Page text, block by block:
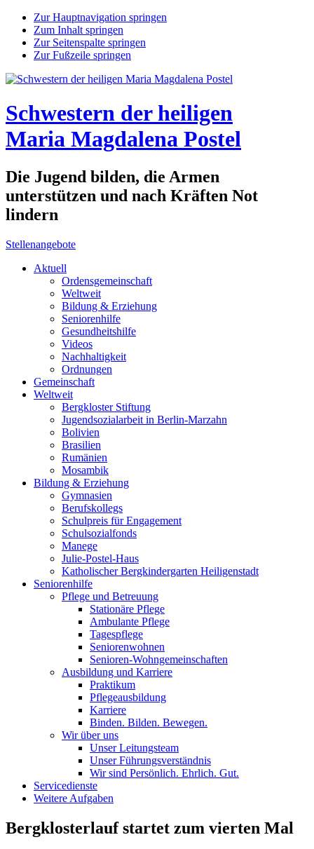
Zur Hauptnavigation springen
Zum Inhalt springen
Zur Seitenspalte springen
Zur Fußzeile springen
Schwestern der heiligen
Maria Magdalena Postel
Die Jugend bilden, die Armen
unterstützen und nach Kräften Not
lindern
Stellenangebote
Aktuell
Ordensgemeinschaft
Weltweit
Bildung & Erziehung
Seniorenhilfe
Gesundheitshilfe
Videos
Nachhaltigkeit
Ordnungen
Gemeinschaft
Weltweit
Bergkloster Stiftung
Jugendsozialarbeit in Berlin-Marzahn
Bolivien
Brasilien
Rumänien
Mosambik
Bildung & Erziehung
Gymnasien
Berufskollegs
Schulpreis für Engagement
Schulsozialfonds
Manege
Julie-Postel-Haus
Katholischer Bergkindergarten Heiligenstadt
Seniorenhilfe
Pflege und Betreuung
Stationäre Pflege
Ambulante Pflege
Tagespflege
Seniorenwohnen
Senioren-Wohn­ge­mein­schaf­ten
Ausbildung und Karriere
Praktikum
Pflegeausbildung
Karriere
Binden. Bilden. Bewegen.
Wir über uns
Unser Leitungsteam
Unser Führungsverständnis
Wir sind Persönlich. Ehrlich. Gut.
Servicedienste
Weitere Aufgaben
Bergklosterlauf startet zum vierten Mal